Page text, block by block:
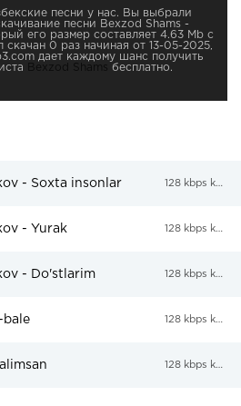
песни у нас. Вы выбрали
песни Bexzod Shams -
его размер составляет 4.63 Mb с
0 раз начиная от 13-05-2025,
дает каждому шанс получить
Bexzod Shams бесплатно.
- Soxta insonlar 128 kbps kbps
- Yurak 128 kbps kbps
- Do'stlarim 128 kbps kbps
bale 128 kbps kbps
128 kbps kbps